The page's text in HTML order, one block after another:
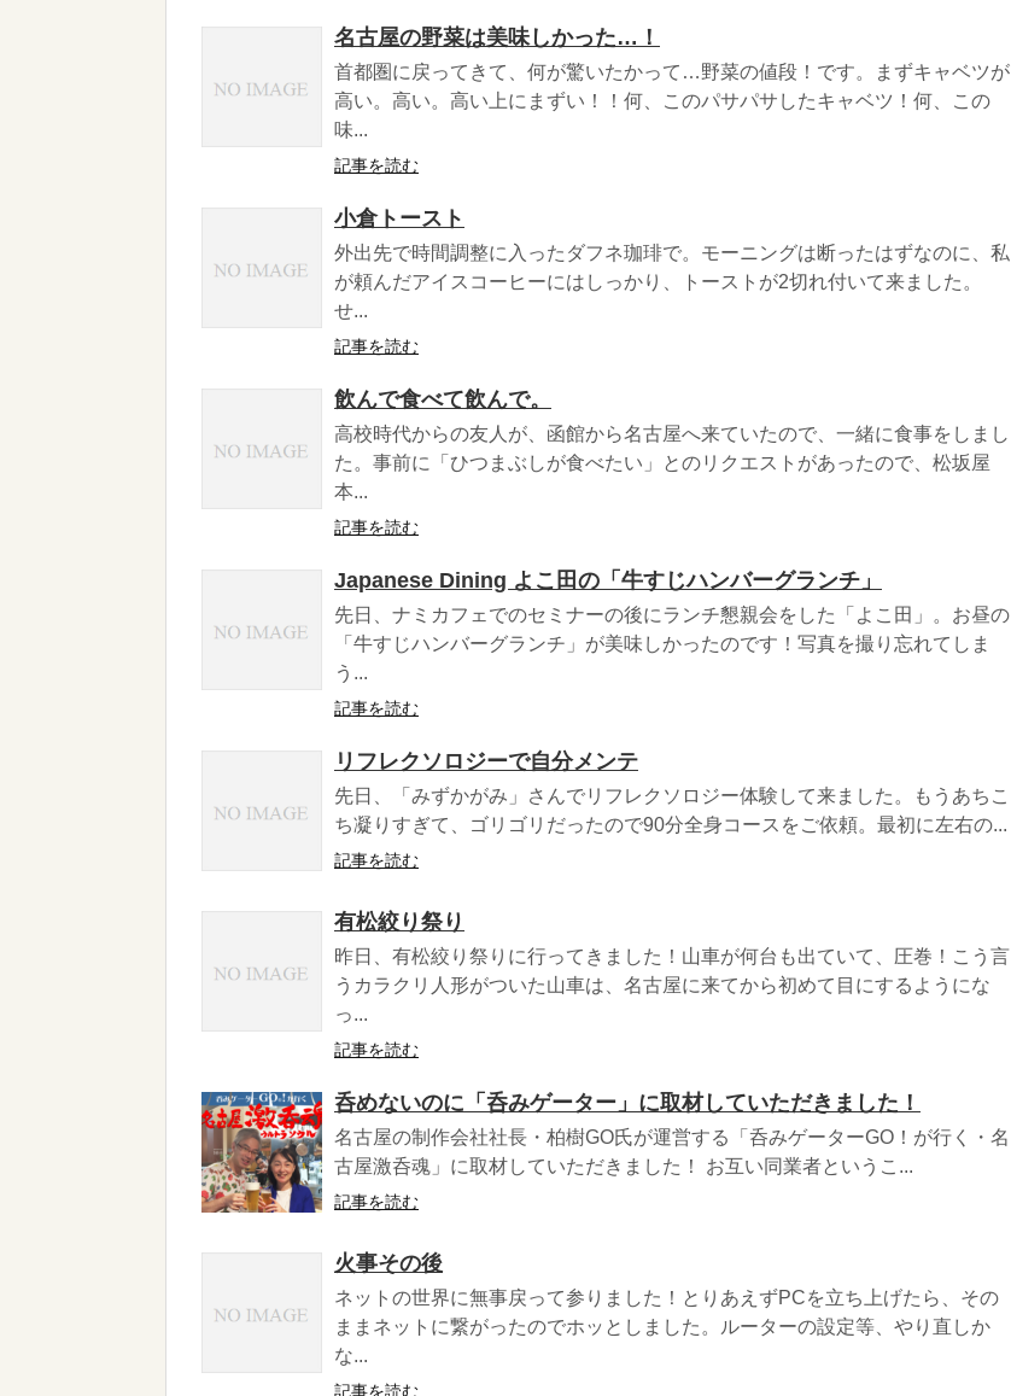
名古屋の野菜は美味しかった…！
首都圏に戻ってきて、何が驚いたかって…野菜の値段！です。まずキャベツが
高い。高い。高い上にまずい！！何、このパサパサしたキャベツ！何、この
味...
記事を読む
小倉トースト
外出先で時間調整に入ったダフネ珈琲で。モーニングは断ったはずなのに、私
が頼んだアイスコーヒーにはしっかり、トーストが2切れ付いて来ました。
せ...
記事を読む
飲んで食べて飲んで。
高校時代からの友人が、函館から名古屋へ来ていたので、一緒に食事をしまし
た。事前に「ひつまぶしが食べたい」とのリクエストがあったので、松坂屋
本...
記事を読む
Japanese Dining よこ田の「牛すじハンバーグランチ」
先日、ナミカフェでのセミナーの後にランチ懇親会をした「よこ田」。お昼の
「牛すじハンバーグランチ」が美味しかったのです！写真を撮り忘れてしま
う...
記事を読む
リフレクソロジーで自分メンテ
先日、「みずかがみ」さんでリフレクソロジー体験して来ました。もうあちこ
ち凝りすぎて、ゴリゴリだったので90分全身コースをご依頼。最初に左右の...
記事を読む
有松絞り祭り
昨日、有松絞り祭りに行ってきました！山車が何台も出ていて、圧巻！こう言
うカラクリ人形がついた山車は、名古屋に来てから初めて目にするようにな
っ...
記事を読む
呑めないのに「呑みゲーター」に取材していただきました！
名古屋の制作会社社長・柏樹GO氏が運営する「呑みゲーターGO！が行く・名
古屋激呑魂」に取材していただきました！ お互い同業者というこ...
記事を読む
火事その後
ネットの世界に無事戻って参りました！とりあえずPCを立ち上げたら、その
ままネットに繋がったのでホッとしました。ルーターの設定等、やり直しか
な...
記事を読む